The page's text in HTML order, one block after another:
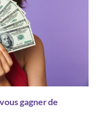
gagner de